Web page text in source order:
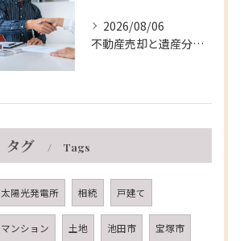
2026/08/06
不動産売却と遺産分割を兵庫県伊丹市で円滑に進める実践的な手順と注意点
タグ Tags
太陽光発電所 相続 戸建て
マンション 土地 池田市 宝塚市